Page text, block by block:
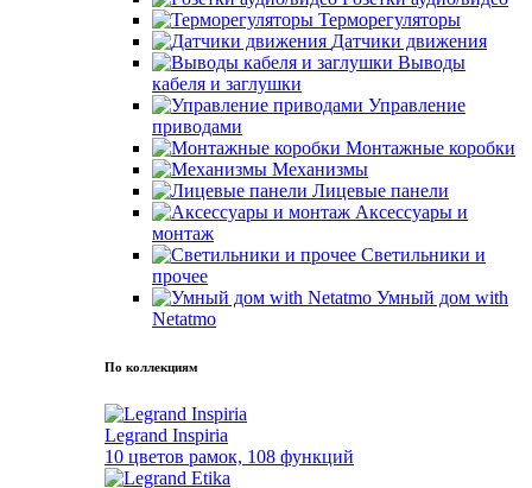
Терморегуляторы
Датчики движения
Выводы
кабеля и заглушки
Управление
приводами
Монтажные коробки
Механизмы
Лицевые панели
Аксессуары и
монтаж
Светильники и
прочее
Умный дом with
Netatmo
По коллекциям
Legrand Inspiria
10 цветов рамок, 108 функций